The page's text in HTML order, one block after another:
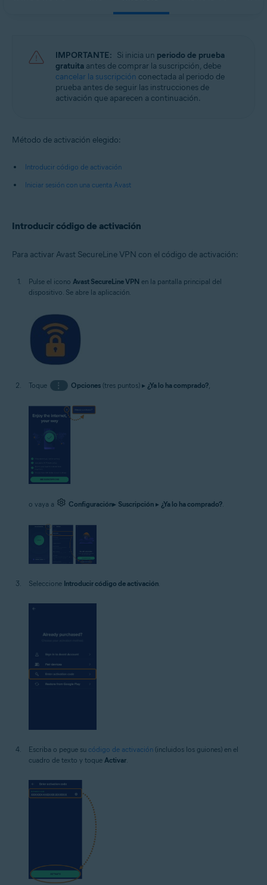
IMPORTANTE: Si inicia un periodo de prueba
gratuita antes de comprar la suscripción, debe
cancelar la suscripción conectada al periodo de
prueba antes de seguir las instrucciones de
activación que aparecen a continuación.
Método de activación elegido:
Introducir código de activación
Iniciar sesión con una cuenta Avast
Introducir código de activación
Para activar Avast SecureLine VPN con el código de activación:
Pulse el icono Avast SecureLine VPN en la pantalla principal del
dispositivo. Se abre la aplicación.
Toque ⋮ Opciones(tres puntos) ▸ ¿Ya lo ha comprado?,
o vaya a Configuración▸ Suscripción ▸ ¿Ya lo ha comprado?.
Seleccione Introducir código de activación.
Escriba o pegue su código de activación (incluidos los guiones) en el
cuadro de texto y toque Activar